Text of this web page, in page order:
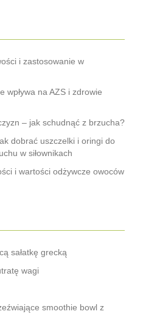
i zastosowanie w
wpływa na AZS i zdrowie
– jak schudnąć z brzucha?
dobrać uszczelki i oringi do
w siłownikach
i wartości odżywcze owoców
sałatkę grecką
wagi
smoothie bowl z